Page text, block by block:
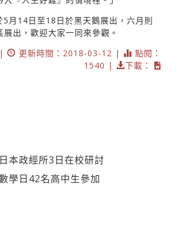
5月14日至18日於黑天鵝展出，六月則
出，歡迎大家一同來參觀。
更新時間：2018-03-12 |
點閱：
1540 |
下載：
本政經所3日在校研討
學日42名高中生參加